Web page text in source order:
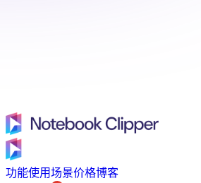
功能使用场景价格博客